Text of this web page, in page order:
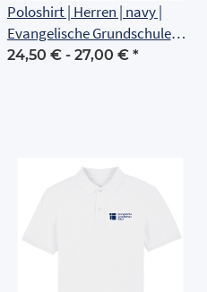
Poloshirt | Herren | navy |
Evangelische Grundschule
Erfurt
24,50 € - 27,00 € *